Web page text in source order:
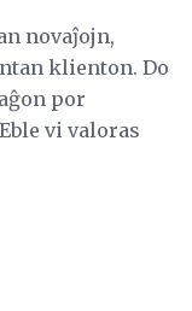
novaĵojn,
klienton. Do
por
vi valoras